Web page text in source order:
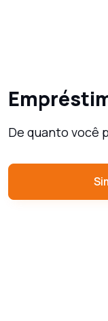
De quanto você